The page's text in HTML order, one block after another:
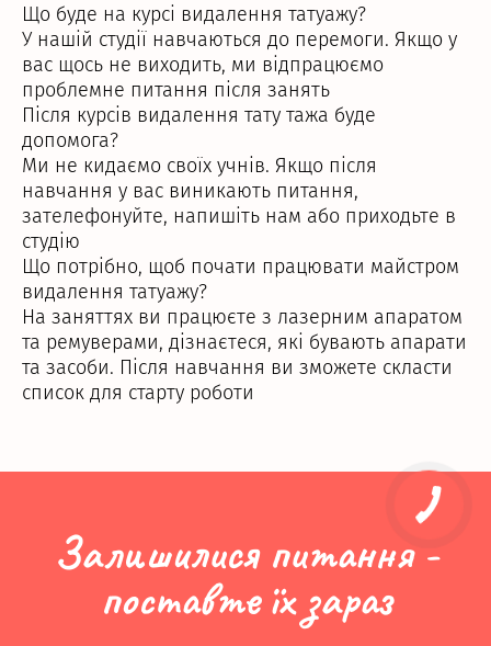
Що буде на курсі видалення татуажу?
У нашій студії навчаються до перемоги. Якщо у
вас щось не виходить, ми відпрацюємо
проблемне питання після занять
Після курсів видалення тату тажа буде
допомога?
Ми не кидаємо своїх учнів. Якщо після
навчання у вас виникають питання,
зателефонуйте, напишіть нам або приходьте в
студію
Що потрібно, щоб почати працювати майстром
видалення татуажу?
На заняттях ви працюєте з лазерним апаратом
та ремуверами, дізнаєтеся, які бувають апарати
та засоби. Після навчання ви зможете скласти
список для старту роботи
Залишилися питання -
поставте їх зараз